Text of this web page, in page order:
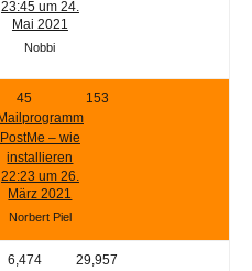
23:45 um 24.
Mai 2021
Nobbi
45
153
Mailprogramm
PostMe – wie
installieren
22:23 um 26.
März 2021
Norbert Piel
6,474
29,957